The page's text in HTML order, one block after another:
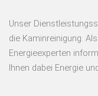
Unser
die Kaminreinigung.
Energieexperten
Ihnen dabei Energie